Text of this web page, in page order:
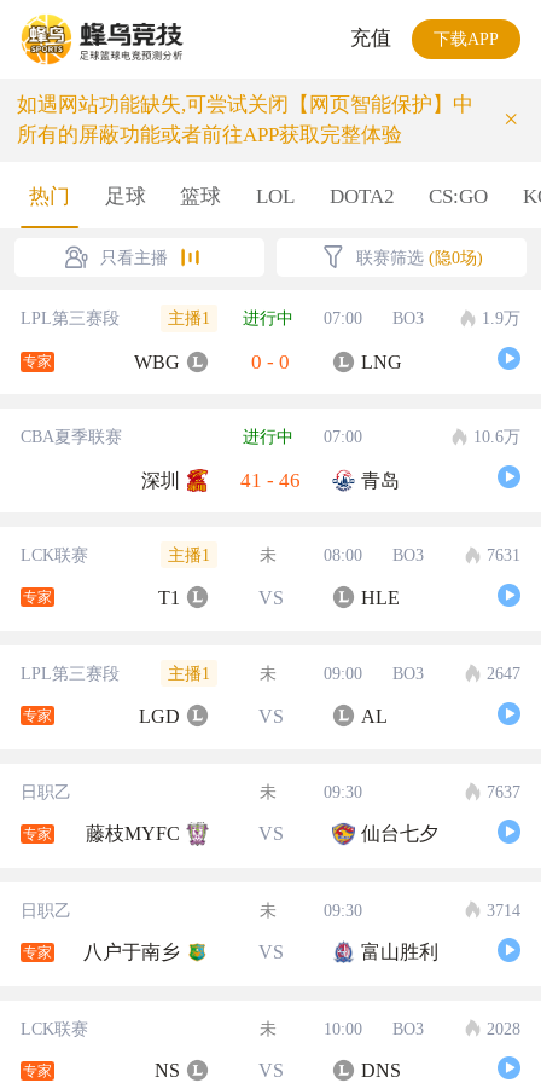
充值 下载APP
如遇网站功能缺失,可尝试关闭【网页智能保护】中
所有的屏蔽功能或者前往APP获取完整体验
×
热门 足球 篮球 LOL DOTA2 CS:GO
只看主播 联赛筛选 (隐0场)
LPL第三赛段 主播1 进行中 07:00 BO3 1.9万
专家 WBG 0 - 0 LNG
CBA夏季联赛 进行中 07:00 10.6万
深圳 41 - 46 青岛
LCK联赛 主播1 未 08:00 BO3 7631
专家 T1 VS HLE
LPL第三赛段 主播1 未 09:00 BO3 2647
专家 LGD VS AL
日职乙 未 09:30 7637
专家 藤枝MYFC VS 仙台七夕
日职乙 未 09:30 3714
专家 八户于南乡 VS 富山胜利
LCK联赛 未 10:00 BO3 2028
专家 NS VS DNS